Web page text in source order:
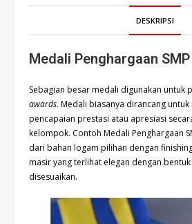
DESKRIPSI
Medali Penghargaan SMP
Sebagian besar medali digunakan untuk
awards. Medali biasanya dirancang
pencapaian prestasi atau apresiasi
kelompok. Contoh Medali Penghargaan
dari bahan logam pilihan dengan
masir yang terlihat elegan dengan
disesuaikan.